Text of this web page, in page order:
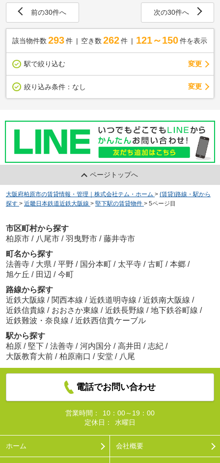
前の30件へ 次の30件へ
該当物件数 293件 空き数 262 件 121～150 件を表示
駅で絞り込む 変更
絞り込み条件： なし 変更
ページトップへ
大阪府柏原市の賃貸情報・管理｜株式会社テム・ホーム > (賃貸)路線・駅から
探す > 近畿日本鉄道近鉄大阪線 > 堅下駅の賃貸物件 > 5ページ目
市区町村から探す
柏原市 / 八尾市 / 羽曳野市 / 藤井寺市
町名から探す
法善寺 / 大県 / 平野 / 国分本町 / 太平寺 / 古町 / 本郷 /
旭ケ丘 / 田辺 / 今町
路線から探す
近鉄大阪線 / 関西本線 / 近鉄道明寺線 / 近鉄南大阪線 /
近鉄信貴線 / おおさか東線 / 近鉄長野線 / 地下鉄谷町線 /
近鉄難波・奈良線 / 近鉄西信貴ケーブル
駅から探す
柏原 / 堅下 / 法善寺 / 河内国分 / 高井田 / 志紀 /
大阪教育大前 / 柏原南口 / 安堂 / 八尾
電話でお問い合わせ
営業時間：
10：00～19：00
定休日：
水曜日
ホーム 会社概要